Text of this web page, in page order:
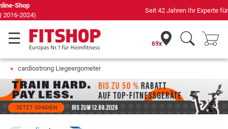
Seit 42 Jahren Ihr Experte für Heimfitness
69x
cardiostrong Liegeergometer